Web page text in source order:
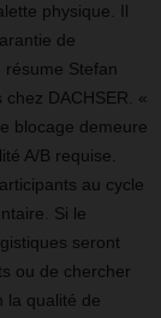
physique. Il
de
Stefan
DACHSER. «
blocage demeure
A/B requise.
au cycle
Si le
seront
ou de chercher
la qualité de